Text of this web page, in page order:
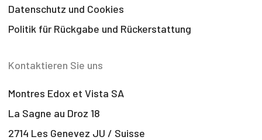
Datenschutz und Cookies
Politik für Rückgabe und Rückerstattung
Kontaktieren Sie uns
Montres Edox et Vista SA
La Sagne au Droz 18
2714 Les Genevez JU / Suisse